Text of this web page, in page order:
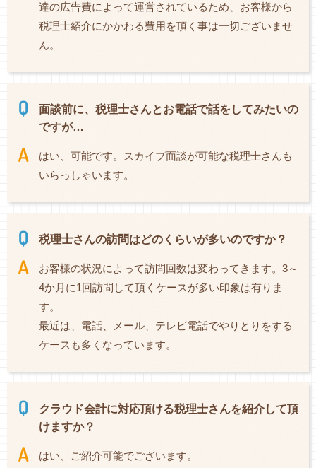
達の広告費によって運営されているため、お客様から
税理士紹介にかかわる費用を頂く事は一切ございませ
ん。
面談前に、税理士さんとお電話で話をしてみたいの
ですが…
はい、可能です。スカイプ面談が可能な税理士さんも
いらっしゃいます。
税理士さんの訪問はどのくらいが多いのですか？
お客様の状況によって訪問回数は変わってきます。3～
4か月に1回訪問して頂くケースが多い印象は有りま
す。
最近は、電話、メール、テレビ電話でやりとりをする
ケースも多くなっています。
クラウド会計に対応頂ける税理士さんを紹介して頂
けますか？
はい、ご紹介可能でございます。